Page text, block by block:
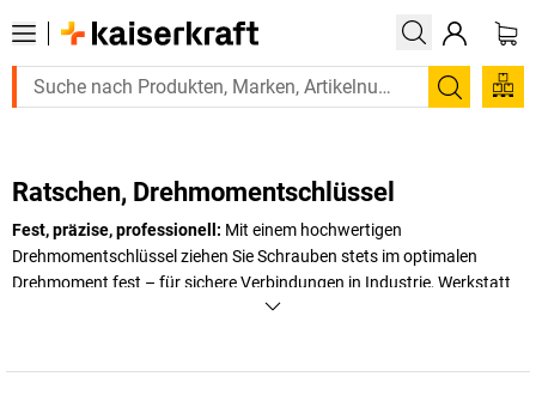
Suchen
Ratschen, Drehmomentschlüssel
Fest, präzise, professionell: Mit einem hochwertigen
Drehmomentschlüssel ziehen Sie Schrauben stets im optimalen
Drehmoment fest – für sichere Verbindungen in Industrie, Werkstatt
und Betrieb. Unsere Auswahl umfasst mechanische und digitale